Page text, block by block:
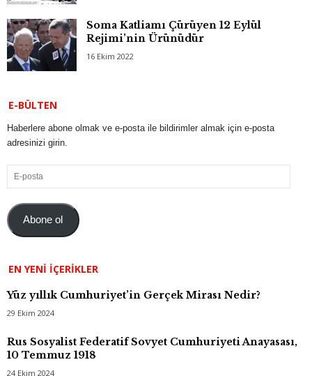
Soma Katliamı Çürüyen 12 Eylül
Rejimi’nin Ürünüdür
16 Ekim 2022
E-BÜLTEN
Haberlere abone olmak ve e-posta ile bildirimler almak için e-posta
adresinizi girin.
E-
posta
Abone ol
EN YENI İÇERIKLER
Yüz yıllık Cumhuriyet’in Gerçek Mirası Nedir?
29 Ekim 2024
Rus Sosyalist Federatif Sovyet Cumhuriyeti Anayasası,
10 Temmuz 1918
24 Ekim 2024